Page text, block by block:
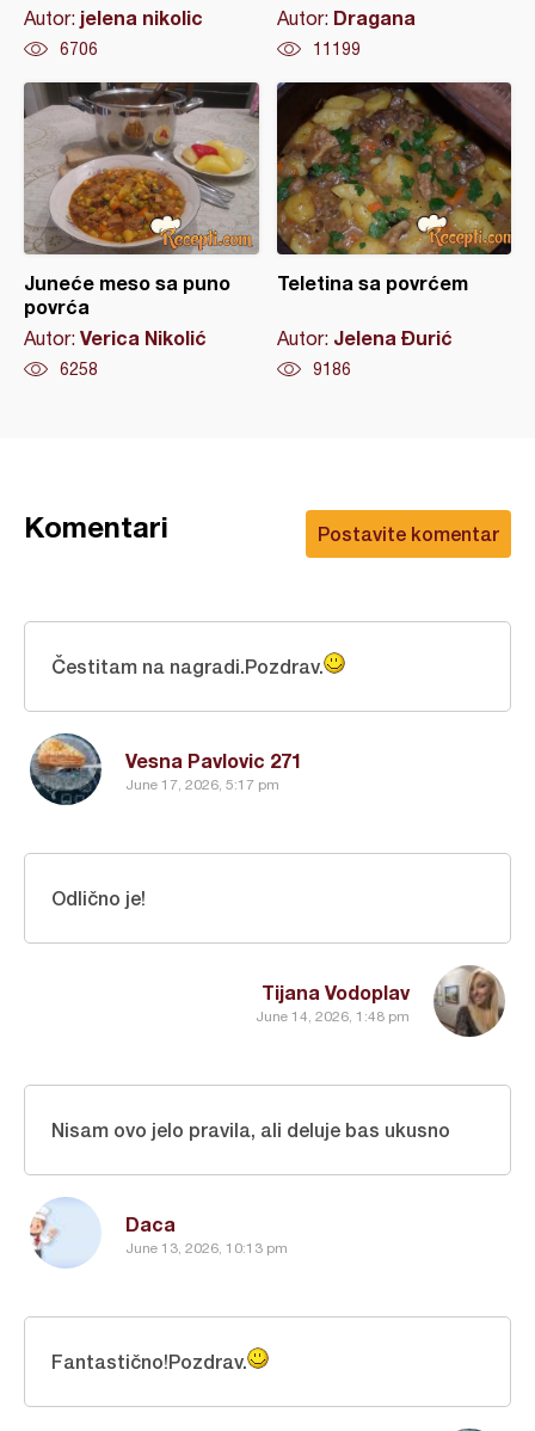
Autor: jelena nikolic
6706
Autor: Dragana
11199
Juneće meso sa puno
povrća
Autor: Verica Nikolić
6258
Teletina sa povrćem
Autor: Jelena Đurić
9186
Postavite komentar
Komentari
Vesna Pavlovic 271
June 17, 2026, 5:17 pm
Čestitam na nagradi.Pozdrav.
Tijana Vodoplav
June 14, 2026, 1:48 pm
Odlično je!
Daca
June 13, 2026, 10:13 pm
Nisam ovo jelo pravila, ali deluje bas ukusno
Fantastično!Pozdrav.